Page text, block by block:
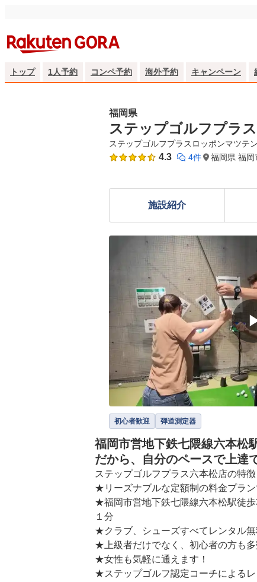
トップ 1人予約 コンペ予約 海外予約 キャンペーン
福岡県
ステップゴルフプラ
ステップゴルフプラスロッポンマツテン
4.3 4件 福岡県 福
施設紹介
初心者歓迎 弾道測定器
福岡市営地下鉄七隈線六本松
だから、自分のペースで上達
ステップゴルフプラス六本松店の特徴
★リーズナブルな定額制の料金プラン
★福岡市営地下鉄七隈線六本松駅徒
１分
★クラブ、シューズすべてレンタル無
★上級者だけでなく、初心者の方も多
★女性も気軽に通えます！
★ステップゴルフ認定コーチによるレ